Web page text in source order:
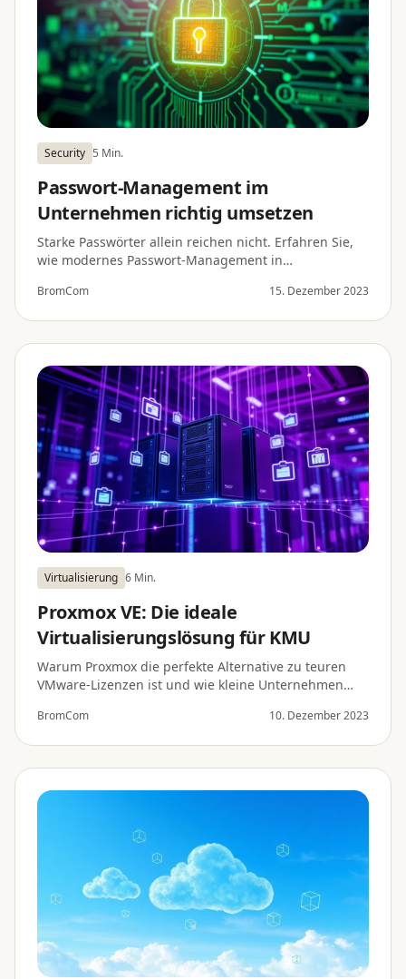
Security 5 Min.
Passwort-Management im
Unternehmen richtig umsetzen
Starke Passwörter allein reichen nicht. Erfahren Sie,
wie modernes Passwort-Management in
BromCom 15. Dezember 2023
Virtualisierung 6 Min.
Proxmox VE: Die ideale
Virtualisierungslösung für KMU
Warum Proxmox die perfekte Alternative zu teuren
VMware-Lizenzen ist und wie kleine Unternehmen
BromCom 10. Dezember 2023